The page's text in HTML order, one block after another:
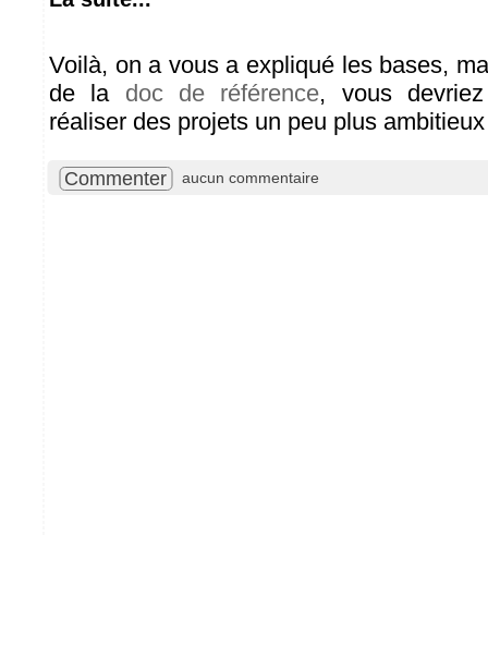
Voilà, on a vous a expliqué les bases,
de la doc de référence, vous
réaliser des projets un peu plus
Commenter aucun commentaire